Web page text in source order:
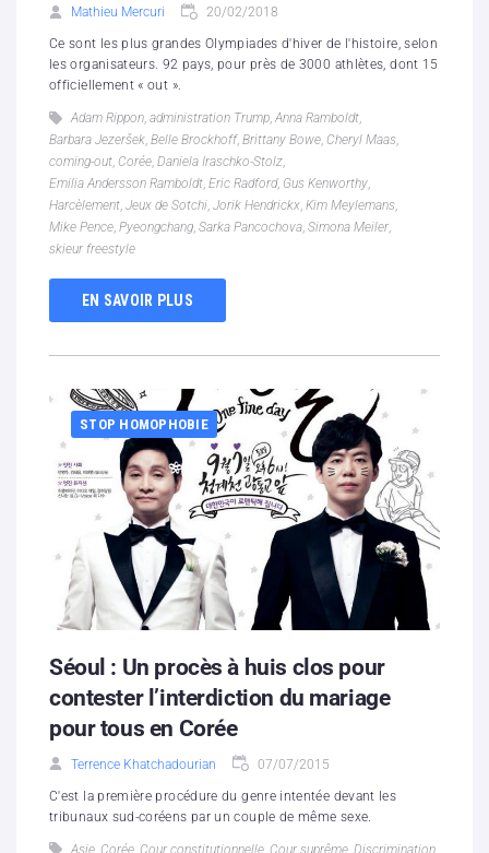
Mathieu Mercuri 20/02/2018
Ce sont les plus grandes Olympiades d'hiver de l'histoire, selon
les organisateurs. 92 pays, pour près de 3000 athlètes, dont 15
officiellement « out ».
Adam Rippon, administration Trump, Anna Ramboldt,
Barbara Jezeršek, Belle Brockhoff, Brittany Bowe, Cheryl Maas,
coming-out, Corée, Daniela Iraschko-Stolz,
Emilia Andersson Ramboldt, Eric Radford, Gus Kenworthy,
Harcèlement, Jeux de Sotchi, Jorik Hendrickx, Kim Meylemans,
Mike Pence, Pyeongchang, Sarka Pancochova, Simona Meiler,
skieur freestyle
EN SAVOIR PLUS
STOP HOMOPHOBIE
Séoul : Un procès à huis clos pour
contester l’interdiction du mariage
pour tous en Corée
Terrence Khatchadourian 07/07/2015
C'est la première procédure du genre intentée devant les
tribunaux sud-coréens par un couple de même sexe.
Asie Corée Cour constitutionnelle Cour suprême Discrimination